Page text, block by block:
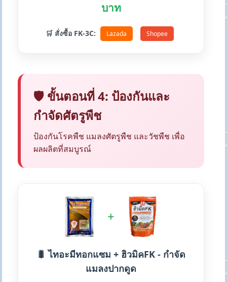
บาท
🛒 สั่งซื้อ FK-3C: Lazada Shopee
🛡️ ขั้นตอนที่ 4: ป้องกันและ
กำจัดศัตรูพืช
ป้องกันโรคพืช แมลงศัตรูพืช และวัชพืช เพื่อ
ผลผลิตที่สมบูรณ์
+
🐛 ไทอะมีทอกแซม + ฮิวมิคFK - กำจัด
แมลงปากดูด